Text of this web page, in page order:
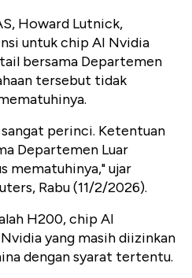
Howard Lutnick,
untuk chip AI Nvidia
bersama Departemen
tersebut tidak
perinci. Ketentuan
Departemen Luar
mematuhinya," ujar
Rabu (11/2/2026).
H200, chip AI
yang masih diizinkan
dengan syarat tertentu.